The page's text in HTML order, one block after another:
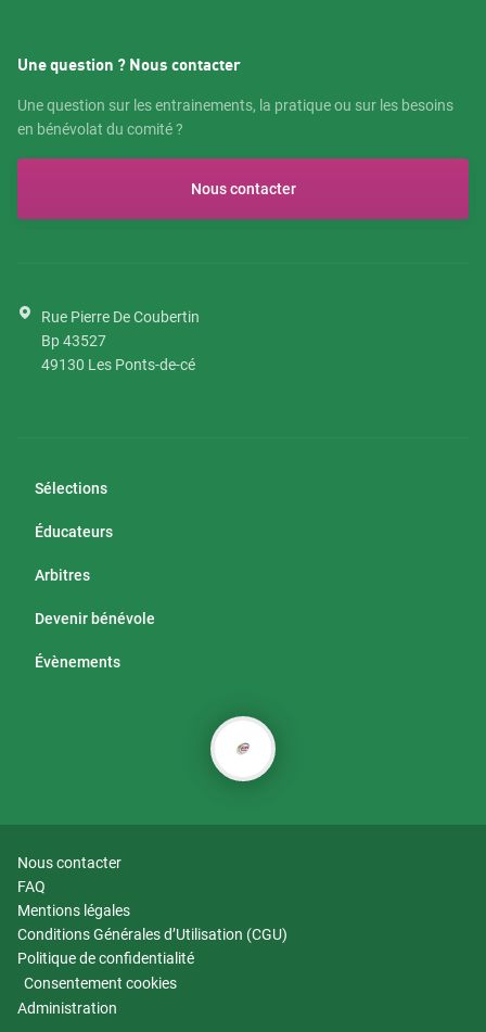
Une question ? Nous contacter
Une question sur les entrainements, la pratique ou sur les besoins
en bénévolat du comité ?
Nous contacter
Rue Pierre De Coubertin
Bp 43527
49130 Les Ponts-de-cé
Sélections
Éducateurs
Arbitres
Devenir bénévole
Évènements
Nous contacter
FAQ
Mentions légales
Conditions Générales d’Utilisation (CGU)
Politique de confidentialité
Consentement cookies
Administration